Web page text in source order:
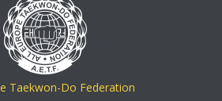
Taekwon-Do Federation